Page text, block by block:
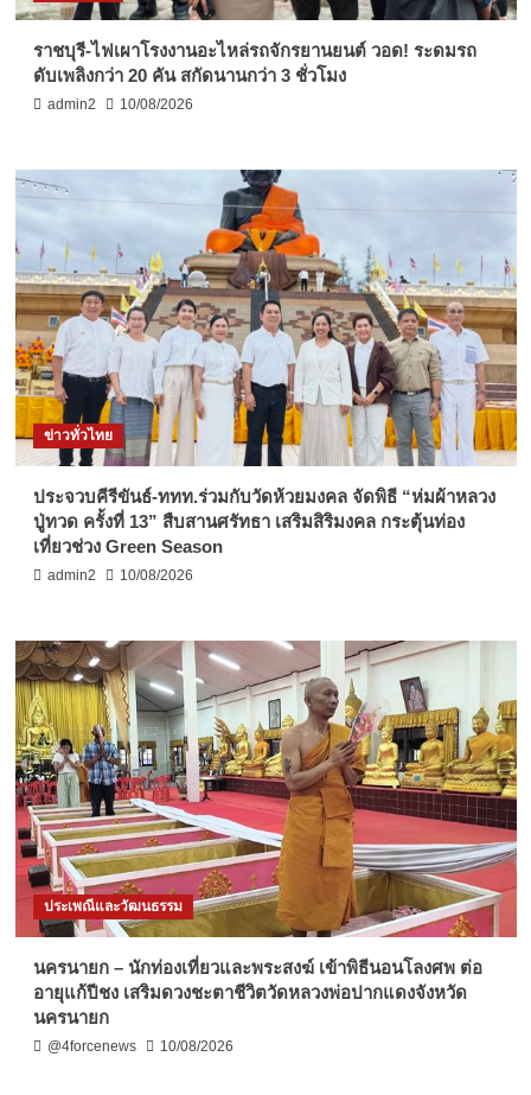
ราชบุรี-ไฟเผาโรงงานอะไหล่รถจักรยานยนต์ วอด! ระดมรถ
ดับเพลิงกว่า 20 คัน สกัดนานกว่า 3 ชั่วโมง
admin2 10/08/2026
ข่าวทั่วไทย
ประจวบคีรีขันธ์-ททท.ร่วมกับวัดห้วยมงคล จัดพิธี “ห่มผ้าหลวง
ปู่ทวด ครั้งที่ 13” สืบสานศรัทธา เสริมสิริมงคล กระตุ้นท่อง
เที่ยวช่วง Green Season
admin2 10/08/2026
ประเพณีและวัฒนธรรม
นครนายก – นักท่องเที่ยวและพระสงฆ์ เข้าพิธีนอนโลงศพ ต่อ
อายุแก้ปีชง เสริมดวงชะตาชีวิตวัดหลวงพ่อปากแดงจังหวัด
นครนายก
@4forcenews 10/08/2026